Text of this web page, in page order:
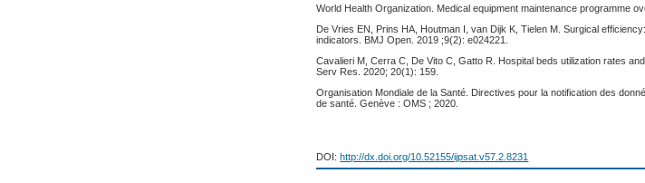
World Health Organization. Medical equipment maintenance programme
De Vries EN, Prins HA, Houtman I, van Dijk K, Tielen M. Surgical
indicators. BMJ Open. 2019 ;9(2): e024221.
Cavalieri M, Cerra C, De Vito C, Gatto R. Hospital beds utilization rates
Serv Res. 2020; 20(1): 159.
Organisation Mondiale de la Santé. Directives pour la notification des
de santé. Genève : OMS ; 2020.
DOI: http://dx.doi.org/10.52155/ijpsat.v57.2.8231